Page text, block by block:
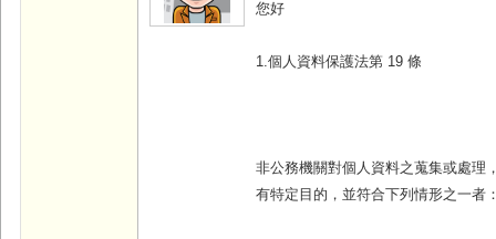
您好
1.個人資料保護法第 19 條
非公務機關對個人資料之蒐集或處理
有特定目的，並符合下列情形之一者